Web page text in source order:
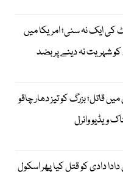
کی ایک نہ سنی؛ امریکا میں
شہریت نہ دینے پر بضد
بزرگ کو تیز دھار چاقو
ویڈیو وائرل
دادی کو قتل کیا پھر اسکول